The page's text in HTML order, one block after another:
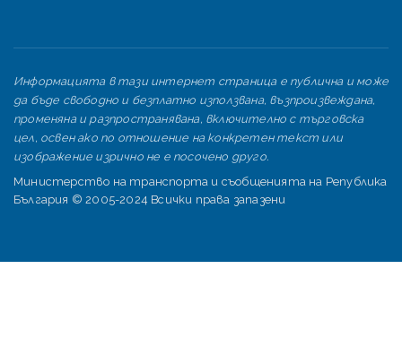
Информацията в тази интернет страница е публична и може
да бъде свободно и безплатно използвана, възпроизвеждана,
променяна и разпространявана, включително с търговска
цел, освен ако по отношение на конкретен текст или
изображение изрично не е посочено друго.
Министерство на транспорта и съобщенията на Република
България © 2005-2024 Всички права запазени